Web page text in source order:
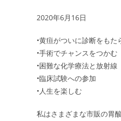
2020年6月16日
•黄疸がついに診断をもた
•手術でチャンスをつかむ
•困難な化学療法と放射線
•臨床試験への参加
•人生を楽しむ
私はさまざまな市販の胃